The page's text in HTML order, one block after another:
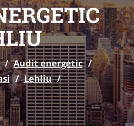
/ Audit energetic /
/ Lehliu /